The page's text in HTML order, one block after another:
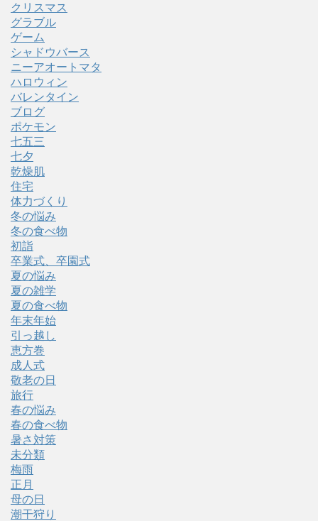
クリスマス
グラブル
ゲーム
シャドウバース
ニーアオートマタ
ハロウィン
バレンタイン
ブログ
ポケモン
七五三
七夕
乾燥肌
住宅
体力づくり
冬の悩み
冬の食べ物
初詣
卒業式、卒園式
夏の悩み
夏の雑学
夏の食べ物
年末年始
引っ越し
恵方巻
成人式
敬老の日
旅行
春の悩み
春の食べ物
暑さ対策
未分類
梅雨
正月
母の日
潮干狩り